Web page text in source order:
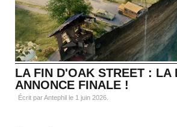
LA FIN D'OAK STREET : LA
ANNONCE FINALE !
Écrit par Antephil le 1 juin 2026